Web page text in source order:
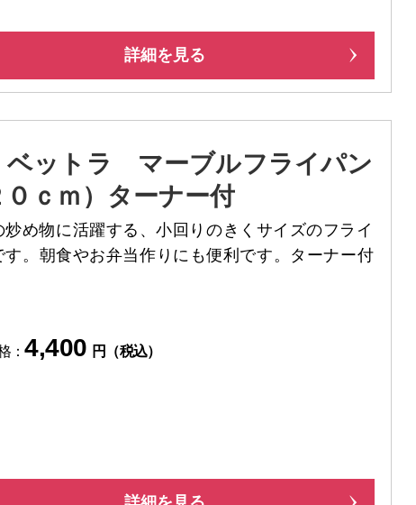
詳細を見る
ベットラ マーブルフライパン
０ｃｍ）ターナー付
炒め物に活躍する、小回りのきくサイズのフライ
す。朝食やお弁当作りにも便利です。ターナー付
：4,400 円（税込）